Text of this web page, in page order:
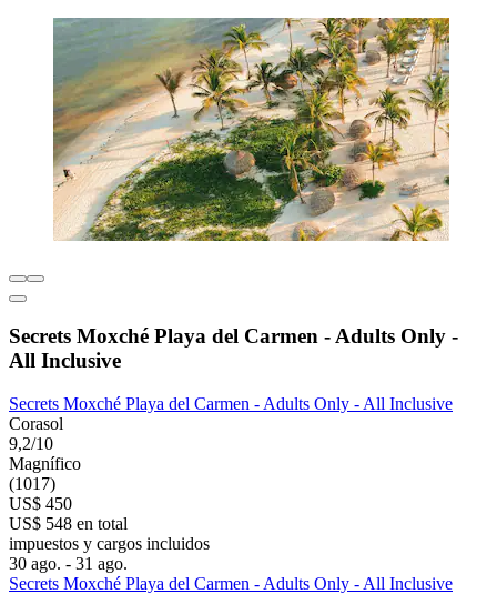
Secrets Moxché Playa del Carmen - Adults Only -
All Inclusive
Secrets Moxché Playa del Carmen - Adults Only - All Inclusive
Corasol
9,2/10
Magnífico
(1017)
US$ 450
US$ 548 en total
impuestos y cargos incluidos
30 ago. - 31 ago.
Secrets Moxché Playa del Carmen - Adults Only - All Inclusive